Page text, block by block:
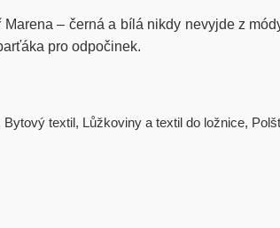
– černá a bílá nikdy nevyjde z
pro odpočinek.
Bytový textil, Lůžkoviny a textil do ložnice,